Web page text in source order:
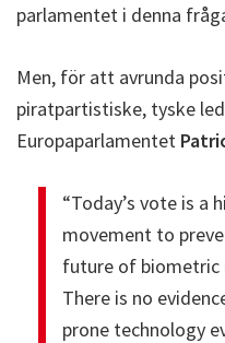
parlamentet i denna
Men, för att avrunda
piratpartistiske, tyske
Europaparlamentet
“Today’s vote is
movement to
future of biometric
There is no
prone technology